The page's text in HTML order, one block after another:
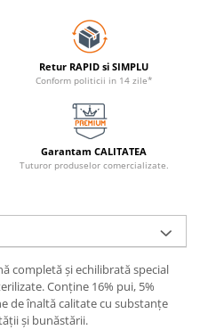
Retur RAPID si SIMPLU
Conform politicii in 14 zile*
Garantam CALITATEA
Tuturor produselor comercializate.
completă și echilibrată special
Conține 16% pui, 5%
de înaltă calitate cu substanțe
și bunăstării.